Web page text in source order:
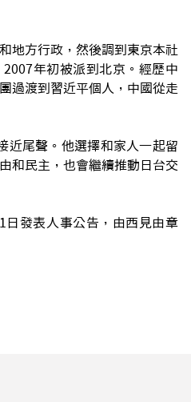
地方行政，然後調到東京本社
年初被派到北京。經歷中
過渡到習近平個人，中國從走
近尾聲。他選擇和家人一起留
和民主，也會繼續推動日台交
日發表人事公告，由西見由章